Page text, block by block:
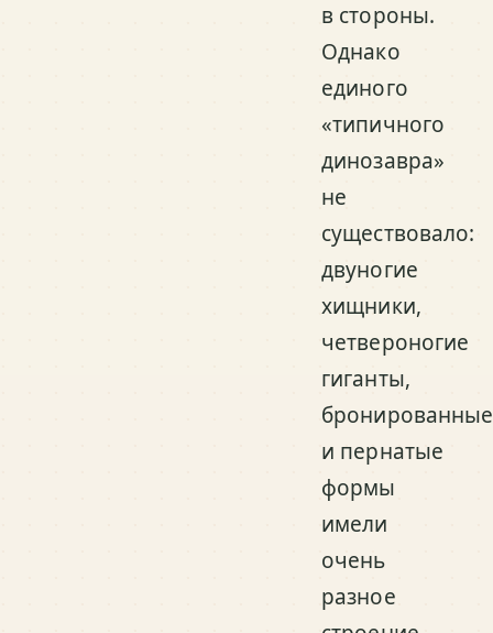
в стороны.
Однако
единого
«типичного
динозавра»
не
существовало:
двуногие
хищники,
четвероногие
гиганты,
бронированные
и пернатые
формы
имели
очень
разное